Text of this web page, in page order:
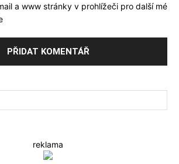
a www stránky v prohlížeči pro další mé
reklama